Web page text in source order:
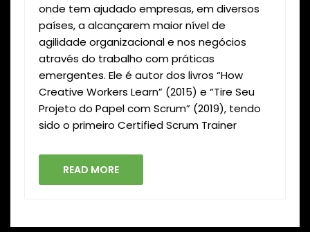
onde tem ajudado empresas, em diversos
países, a alcançarem maior nível de
agilidade organizacional e nos negócios
através do trabalho com práticas
emergentes. Ele é autor dos livros “How
Creative Workers Learn” (2015) e “Tire Seu
Projeto do Papel com Scrum” (2019), tendo
sido o primeiro Certified Scrum Trainer
READ MORE